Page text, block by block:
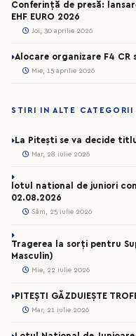
Conferință de presă:
EHF EURO 2026
Joi, 30 aprilie 2026
Alocare organizare F4 CR
Mie, 15 aprilie 2026
STIRI IN ALTE CATEGORII
La Pitești se va decide
Mar, 28 iulie 2026
lotul national de juniori
02.08.2026
Sâm, 25 iulie 2026
Tragerea la sorți pentru
Masculin)
Mie, 22 iulie 2026
PITEȘTI GĂZDUIEȘTE
Mar, 21 iulie 2026